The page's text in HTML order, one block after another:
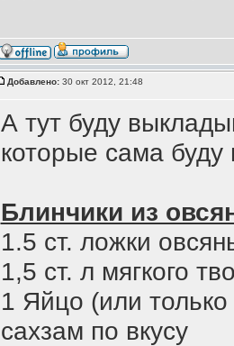
Добавлено:30 окт 2012, 21:48
А тут буду
которые сама буду
Блинчики из
1.5 ст. ложки
1,5 ст. л мягкого
1 Яйцо (или только
сахзам по вкусу